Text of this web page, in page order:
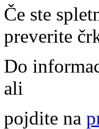
Če ste
preverite
Do
ali
pojdite na